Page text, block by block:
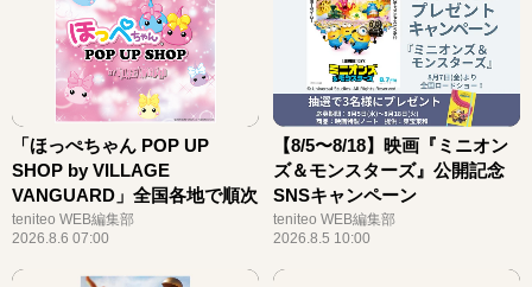
「ほっぺちゃん POP UP
SHOP by VILLAGE
VANGUARD」全国各地で順次
開催決定！
teniteo WEB編集部
2026.8.6 07:00
【8/5〜8/18】映画『ミニオン
ズ＆モンスターズ』公開記念
SNSキャンペーン
teniteo WEB編集部
2026.8.5 10:00